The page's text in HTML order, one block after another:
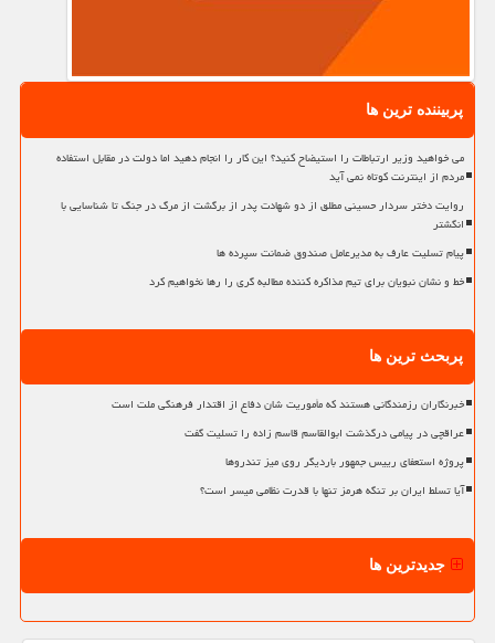
پربیننده ترین ها
می خواهید وزیر ارتباطات را استیضاح کنید؟ این کار را انجام دهید اما دولت در مقابل استفاده
مردم از اینترنت کوتاه نمی آید
روایت دختر سردار حسینی مطلق از دو شهادت پدر از برگشت از مرگ در جنگ تا شناسایی با
انگشتر
پیام تسلیت عارف به مدیرعامل صندوق ضمانت سپرده ها
خط و نشان نبویان برای تیم مذاکره کننده مطالبه گری را رها نخواهیم کرد
پربحث ترین ها
خبرنگاران رزمندگانی هستند که مأموریت شان دفاع از اقتدار فرهنگی ملت است
عراقچی در پیامی درگذشت ابوالقاسم قاسم زاده را تسلیت گفت
پروژه استعفای رییس جمهور باردیگر روی میز تندروها
آیا تسلط ایران بر تنگه هرمز تنها با قدرت نظامی میسر است؟
جدیدترین ها